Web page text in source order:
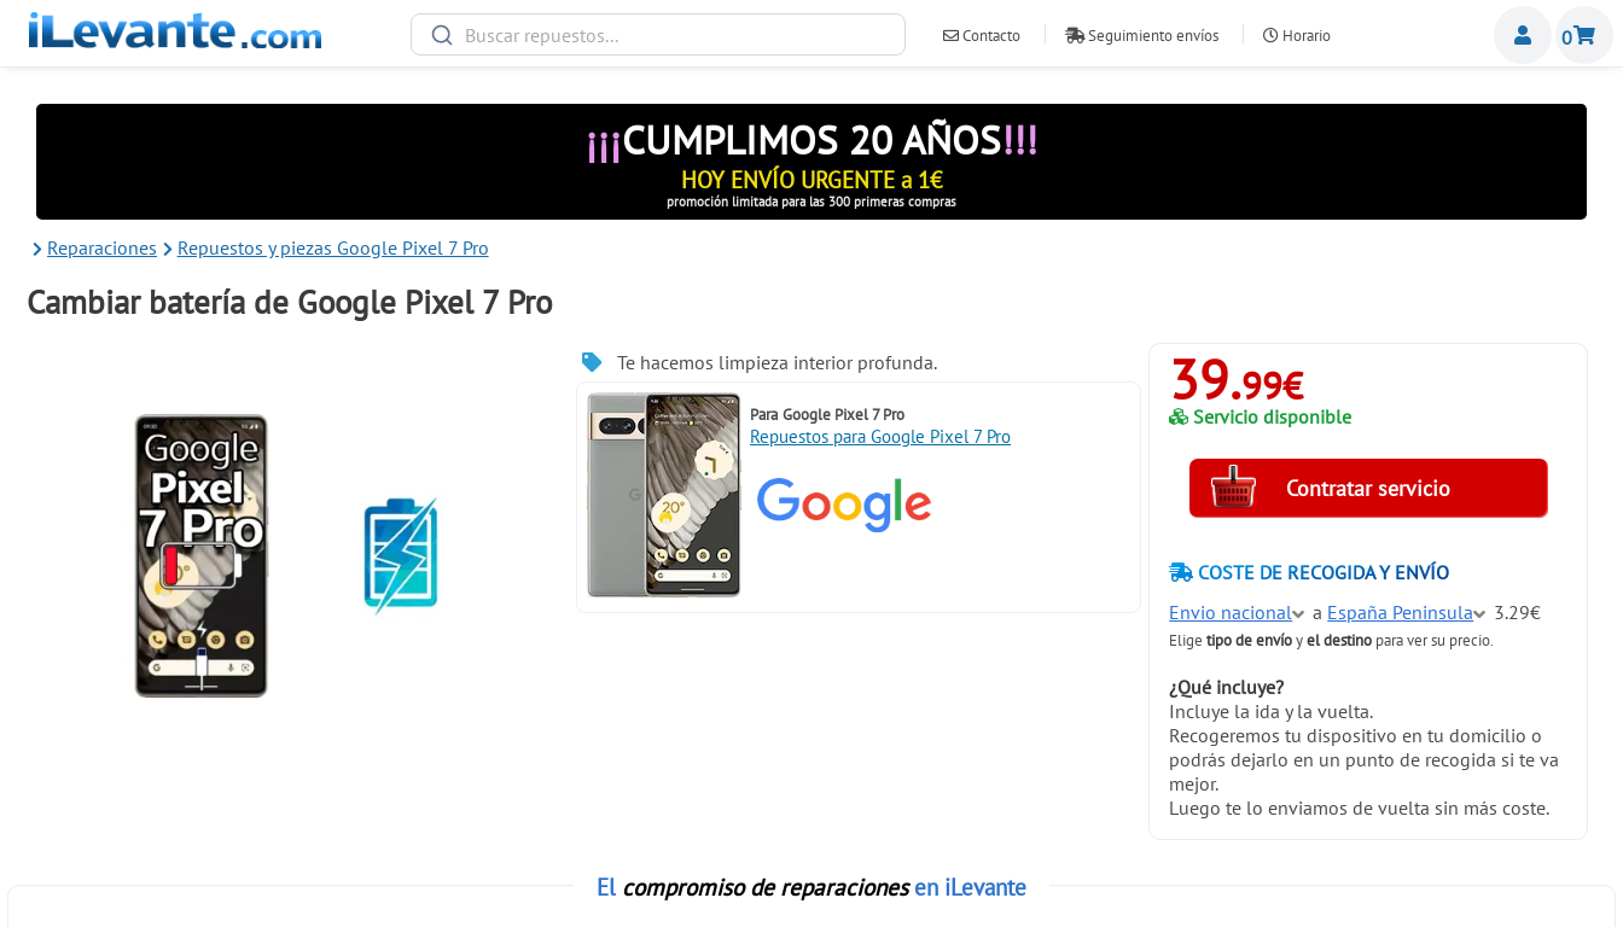
Contacto Seguimiento envíos Horario
ventas@ilevante.com
0
¡¡¡CUMPLIMOS 20 AÑOS!!!
HOY ENVÍO URGENTE a 1€
promoción limitada para las 300 primeras compras
Reparaciones Repuestos y piezas Google Pixel 7 Pro
Cambiar batería de Google Pixel 7 Pro
Te hacemos limpieza interior profunda.
Para Google Pixel 7 Pro
Repuestos para Google Pixel 7 Pro
39.99€
Servicio disponible
COSTE DE RECOGIDA Y ENVÍO
Envio nacional
a España Peninsula 3.29€
Eligetipo de envíoyel destino para ver su precio.
¿Qué incluye?
Incluye la ida y la vuelta.
Recogeremos tu dispositivo en tu domicilio o
podrás dejarlo en un punto de recogida si te va
mejor.
Luego te lo enviamos de vuelta sin más coste.
El compromiso de reparacionesen iLevante